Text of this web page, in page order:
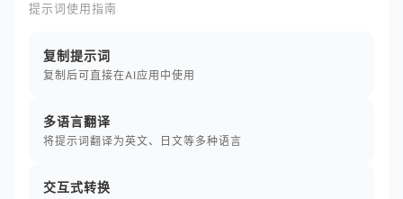
提示词使用指南
复制提示词
复制后可直接在AI应用中使用
多语言翻译
将提示词翻译为英文、日文等多种语言
交互式转换